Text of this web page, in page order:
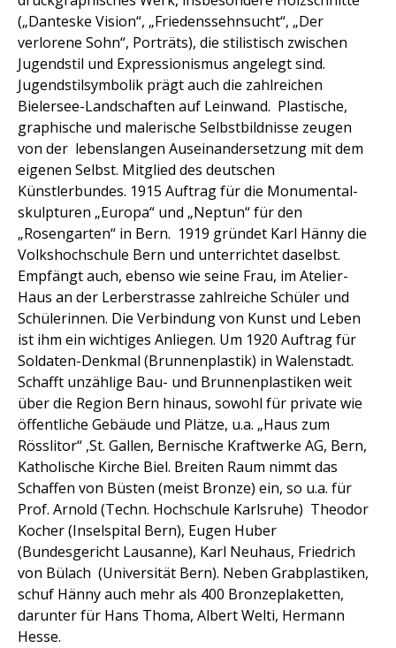
(„Danteske Vision“, „Friedenssehnsucht“, „Der
verlorene Sohn“, Porträts), die stilistisch zwischen
Jugendstil und Expressionismus angelegt sind.
Jugendstilsymbolik prägt auch die zahlreichen
Bielersee-Landschaften auf Leinwand. Plastische,
graphische und malerische Selbstbildnisse zeugen
von der lebenslangen Auseinandersetzung mit dem
eigenen Selbst. Mitglied des deutschen
Künstlerbundes. 1915 Auftrag für die Monumental-
skulpturen „Europa“ und „Neptun“ für den
„Rosengarten“ in Bern. 1919 gründet Karl Hänny die
Volkshochschule Bern und unterrichtet daselbst.
Empfängt auch, ebenso wie seine Frau, im Atelier-
Haus an der Lerberstrasse zahlreiche Schüler und
Schülerinnen. Die Verbindung von Kunst und Leben
ist ihm ein wichtiges Anliegen. Um 1920 Auftrag für
Soldaten-Denkmal (Brunnenplastik) in Walenstadt.
Schafft unzählige Bau- und Brunnenplastiken weit
über die Region Bern hinaus, sowohl für private wie
öffentliche Gebäude und Plätze, u.a. „Haus zum
Rösslitor“ ,St. Gallen, Bernische Kraftwerke AG, Bern,
Katholische Kirche Biel. Breiten Raum nimmt das
Schaffen von Büsten (meist Bronze) ein, so u.a. für
Prof. Arnold (Techn. Hochschule Karlsruhe) Theodor
Kocher (Inselspital Bern), Eugen Huber
(Bundesgericht Lausanne), Karl Neuhaus, Friedrich
von Bülach (Universität Bern). Neben Grabplastiken,
schuf Hänny auch mehr als 400 Bronzeplaketten,
darunter für Hans Thoma, Albert Welti, Hermann
Hesse.